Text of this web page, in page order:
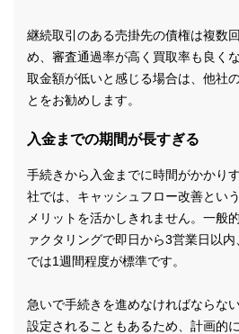
継続取引のある売掛先の債権は複数
め、審査通過率が高く買取率も良く
取金額が低いと感じる場合は、他社
とをお勧めします。
入金までの期間が長すぎる
手続きから入金までに時間がかかり
社では、キャッシュフロー改善とい
メリットを活かしきれません。一般
ァクタリングで即日から3営業日以
では1週間程度が標準です。
急いで手続きを進めなければならな
設定されることもあるため、計画的